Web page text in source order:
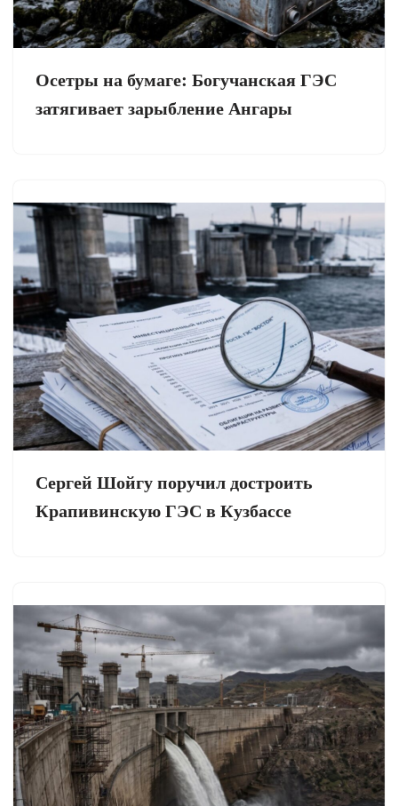
Осетры на бумаге: Богучанская ГЭС
затягивает зарыбление Ангары
Сергей Шойгу поручил достроить
Крапивинскую ГЭС в Кузбассе